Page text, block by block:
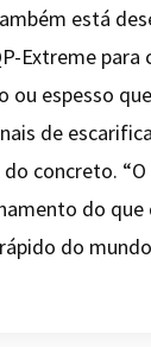
está
Extreme para
espesso
de
concreto. “O
do que
do